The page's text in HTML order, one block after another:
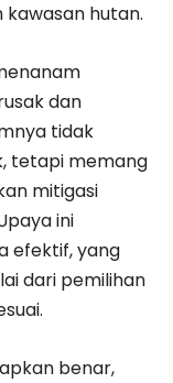
hutan.
dan
tidak
tetapi memang
mitigasi
ini
efektif, yang
dari pemilihan
benar,